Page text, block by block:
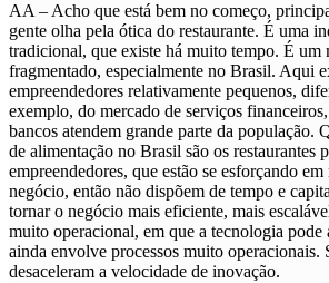
AA – Acho que está bem no começo,
gente olha pela ótica do restaurante. É uma
tradicional, que existe há muito tempo. É um
fragmentado, especialmente no Brasil. Aqui
empreendedores relativamente pequenos,
exemplo, do mercado de serviços
bancos atendem grande parte da população.
de alimentação no Brasil são os restaurantes
empreendedores, que estão se esforçando
negócio, então não dispõem de tempo e
tornar o negócio mais eficiente, mais
muito operacional, em que a tecnologia
ainda envolve processos muito operacionais.
desaceleram a velocidade de inovação.